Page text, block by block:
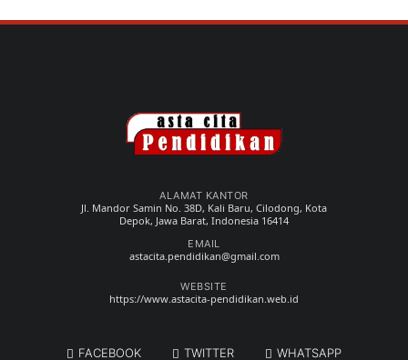
ALAMAT KANTOR
Jl. Mandor Samin No. 38D, Kali Baru, Cilodong, Kota
Depok, Jawa Barat, Indonesia 16414
EMAIL
astacita.pendidikan@gmail.com
WEBSITE
https://www.astacita-pendidikan.web.id
FACEBOOK TWITTER WHATSAPP